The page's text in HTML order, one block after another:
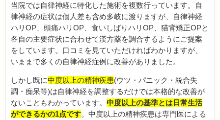
当院では自律神経に特化した施術を複数行っています。自
律神経の症状は個人差も含め多岐に渡りますが、自律神経
ハリOP、頭痛ハリOP、食いしばりハリOP、猫背矯正OPと
各自の主要症状に合わせて漢方薬を調合するようにご提案
をしています。口コミを見ていただければわかりますが、
いままで多くの自律神経症例に改善がありました。
しかし既に中度以上の精神疾患(ウツ・パニック・統合失
調・痴呆等)は自律神経を調整するだけでは本格的な改善が
ないこともわかっています。中度以上の基準とは日常生活
ができるかの1点です。中度以上の精神疾患は専門医による